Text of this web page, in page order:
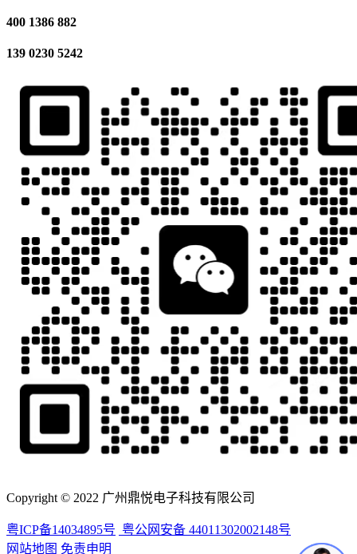
400 1386 882
139 0230 5242
Copyright © 2022 广州鼎悦电子科技有限公司
粤ICP备14034895号 粤公网安备 44011302002148号
网站地图 免责申明